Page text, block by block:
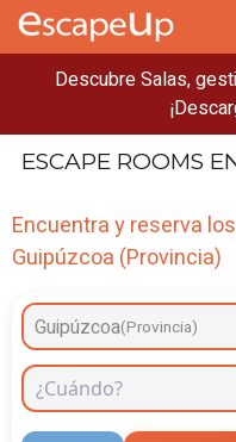
Descubre Salas,
ESCAPE ROOMS
Encuentra y reserva
Guipúzcoa (Provincia)
Guipúzcoa(Provincia)